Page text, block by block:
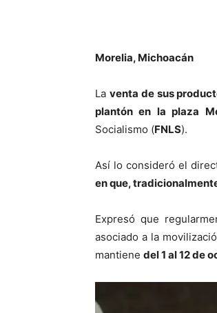
Morelia, Michoacán
La venta de sus
plantón en la plaza
Socialismo (FNLS).
Así lo consideró el
en que,
Expresó que
asociado a la
mantiene del 1 al 12 de